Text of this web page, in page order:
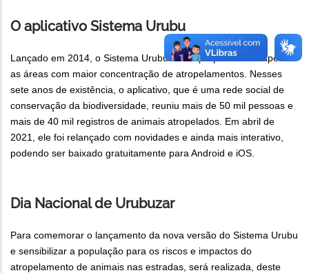
O aplicativo Sistema Urubu
Lançado em 2014, o Sistema Urubu tem a proposta de mapear
as áreas com maior concentração de atropelamentos. Nesses
sete anos de existência, o aplicativo, que é uma rede social de
conservação da biodiversidade, reuniu mais de 50 mil pessoas e
mais de 40 mil registros de animais atropelados. Em abril de
2021, ele foi relançado com novidades e ainda mais interativo,
podendo ser baixado gratuitamente para Android e iOS.
Dia Nacional de Urubuzar
Para comemorar o lançamento da nova versão do Sistema Urubu
e sensibilizar a população para os riscos e impactos do
atropelamento de animais nas estradas, será realizada, deste